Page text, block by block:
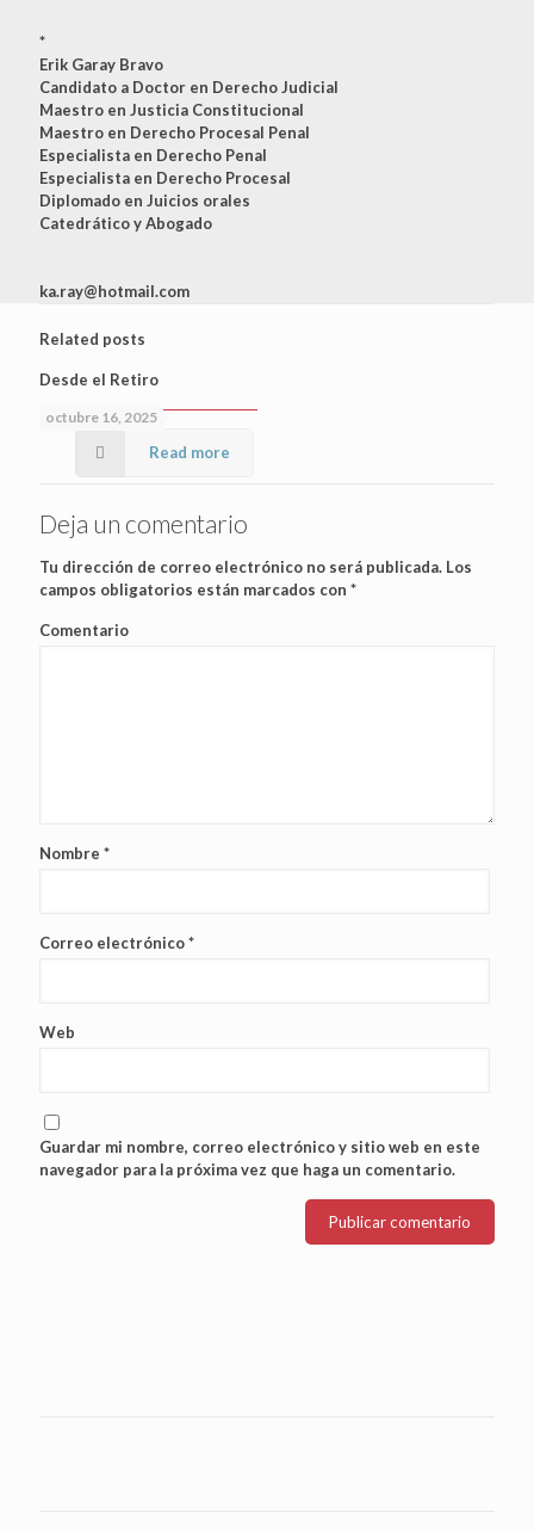
*
Erik Garay Bravo
Candidato a Doctor en Derecho Judicial
Maestro en Justicia Constitucional
Maestro en Derecho Procesal Penal
Especialista en Derecho Penal
Especialista en Derecho Procesal
Diplomado en Juicios orales
Catedrático y Abogado
ka.ray@hotmail.com
Related posts
octubre 16, 2025
Desde el Retiro
Read more
Deja un comentario
Tu dirección de correo electrónico no será publicada. Los
campos obligatorios están marcados con *
Comentario
Nombre *
Correo electrónico*
Web
Guardar mi nombre, correo electrónico y sitio web en este
navegador para la próxima vez que haga un comentario.